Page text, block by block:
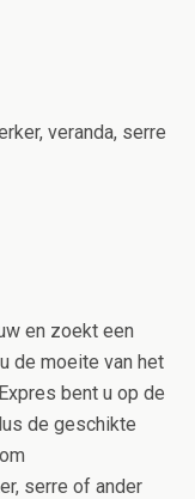
veranda, serre
en zoekt een
de moeite van het
bent u op de
de geschikte
serre of ander